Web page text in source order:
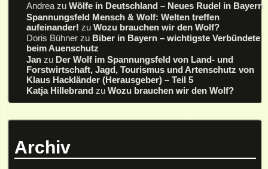
Andrea zuWölfe in Deutschland – Neues Rudel in Bayern
Spannungsfeld Mensch & Wolf: Welten treffen
aufeinander! zuWozu brauchen wir den Wolf?
Doris Bühner zu Biber in Bayern – wichtigste Verbündete
beim Auenschutz
Jan zu Der Wolf im Spannungsfeld von Land- und
Forstwirtschaft, Jagd, Tourismus und Artenschutz von
Klaus Hackländer (Herausgeber) – Teil 5
Katja Hillebrand zuWozu brauchen wir den Wolf?
Archiv